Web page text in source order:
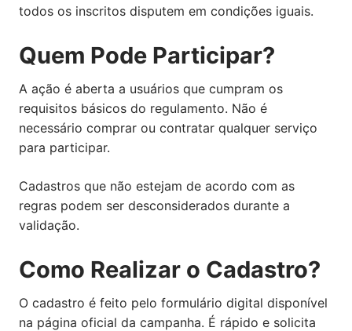
todos os inscritos disputem em condições iguais.
Quem Pode Participar?
A ação é aberta a usuários que cumpram os
requisitos básicos do regulamento. Não é
necessário comprar ou contratar qualquer serviço
para participar.
Cadastros que não estejam de acordo com as
regras podem ser desconsiderados durante a
validação.
Como Realizar o Cadastro?
O cadastro é feito pelo formulário digital disponível
na página oficial da campanha. É rápido e solicita